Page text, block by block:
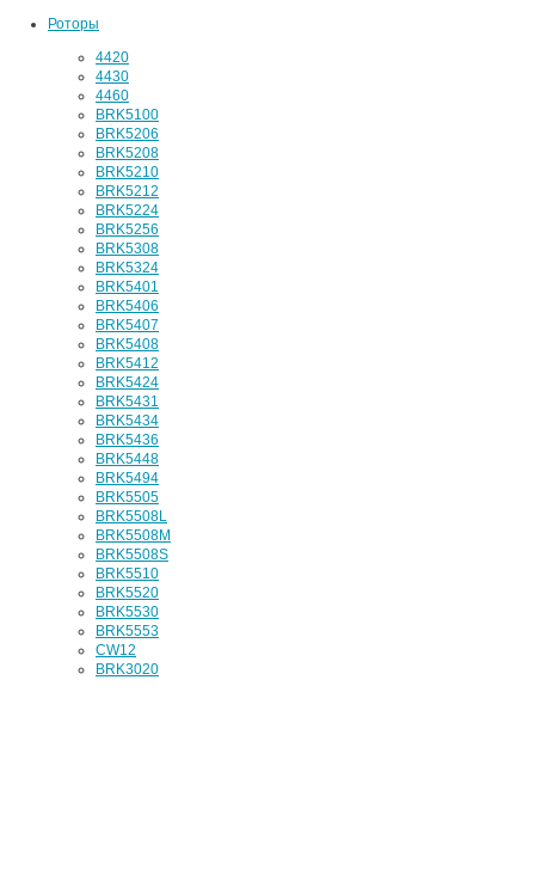
Роторы
4420
4430
4460
BRK5100
BRK5206
BRK5208
BRK5210
BRK5212
BRK5224
BRK5256
BRK5308
BRK5324
BRK5401
BRK5406
BRK5407
BRK5408
BRK5412
BRK5424
BRK5431
BRK5434
BRK5436
BRK5448
BRK5494
BRK5505
BRK5508L
BRK5508M
BRK5508S
BRK5510
BRK5520
BRK5530
BRK5553
CW12
BRK3020